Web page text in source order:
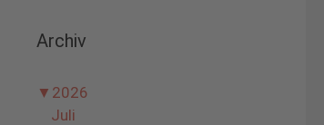
Archiv
▼ 2026
Juli